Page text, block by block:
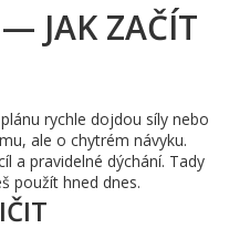
JAK ZAČÍT
rychle dojdou síly nebo
ale o chytrém návyku.
a pravidelné dýchání. Tady
použít hned dnes.